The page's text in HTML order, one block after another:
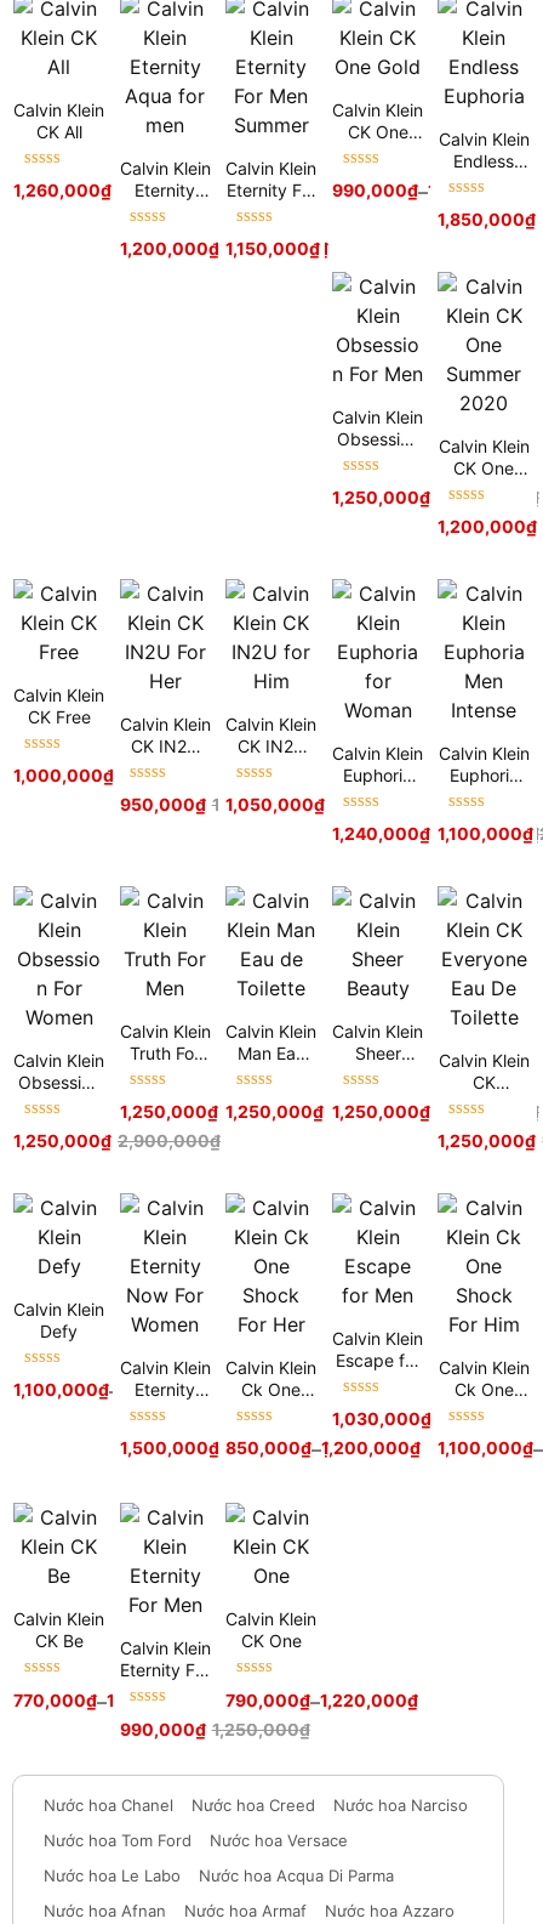
Calvin Klein
CK All
hạng5sao 1,500,000₫
1,260,000₫
Calvin Klein
Eternity
Aqua for
hạng5sao
1,200,000₫ –1,600,000₫
Calvin Klein
Eternity For
Men
hạng5sao
1,150,000₫
Calvin Klein
CK One
Gold
hạng5sao
990,000₫–1,600,000
Calvin Klein
Endless
Euphoria
hạng5sao
1,850,000₫
Calvin Klein
Obsession
For Men
hạng5sao 2,500,000 ₫
1,250,000₫
Calvin Klein
CK One
Summer
hạng5sao
1,200,000₫
Calvin Klein
CK Free
hạng5sao 2,050,000
1,000,000₫
Calvin Klein
CK IN2U
For Her
hạng5sao 1,080,000₫
950,000₫
Calvin Klein
CK IN2U
for Him
hạng5sao
1,050,000₫ 1,350,000
Calvin Klein
Euphoria
for Woman
hạng5sao 2,300,000₫
1,240,000₫
Calvin Klein
Euphoria
Men
hạng5sao
1,100,000₫
Calvin Klein
Obsession
For Women
hạng5sao 2,900,000₫
1,250,000₫
Calvin Klein
Truth For
Men
hạng5sao 2,700,000₫
1,250,000₫
Calvin Klein
Man Eau
de Toilette
hạng5sao 2,700,000₫
1,250,000₫
Calvin Klein
Sheer
Beauty
hạng5sao 2,500,000 ₫
1,250,000₫
Calvin Klein
CK
Everyone
Toilette
hạng5sao
1,250,000₫
Calvin Klein
Defy
hạng5sao
1,100,000₫– 2,400,000
Calvin Klein
Eternity
Now For
hạng5sao
1,500,000₫ –1,800,000₫
Calvin Klein
Ck One
Shock For
hạng5sao
850,000₫–1,200,000₫
Calvin Klein
Escape for
Men
hạng5sao
1,030,000₫
Calvin Klein
Ck One
Shock For
hạng5sao
1,100,000₫–
Calvin Klein
CK Be
hạng5sao
770,000₫–1,500,000
Calvin Klein
Eternity For
Men
hạng5sao 1,250,000₫
990,000₫
Calvin Klein
CK One
hạng5sao
790,000₫–1,220,000₫
Nước hoa Chanel Nước hoa Creed
Nước hoa Narciso
Nước hoa Tom Ford
Nước hoa Versace
Nước hoa Le Labo
Nước hoa Acqua Di Parma
Nước hoa Afnan
Nước hoa Armaf Nước hoa Azzaro